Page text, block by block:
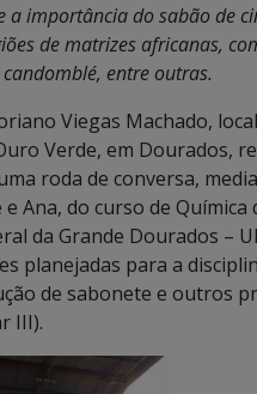
a importância do sabão de
de matrizes africanas,
candomblé, entre outras.
Viegas Machado,
Verde, em Dourados,
roda de conversa,
Ana, do curso de Química
da Grande Dourados –
planejadas para a
de sabonete e outros
III).